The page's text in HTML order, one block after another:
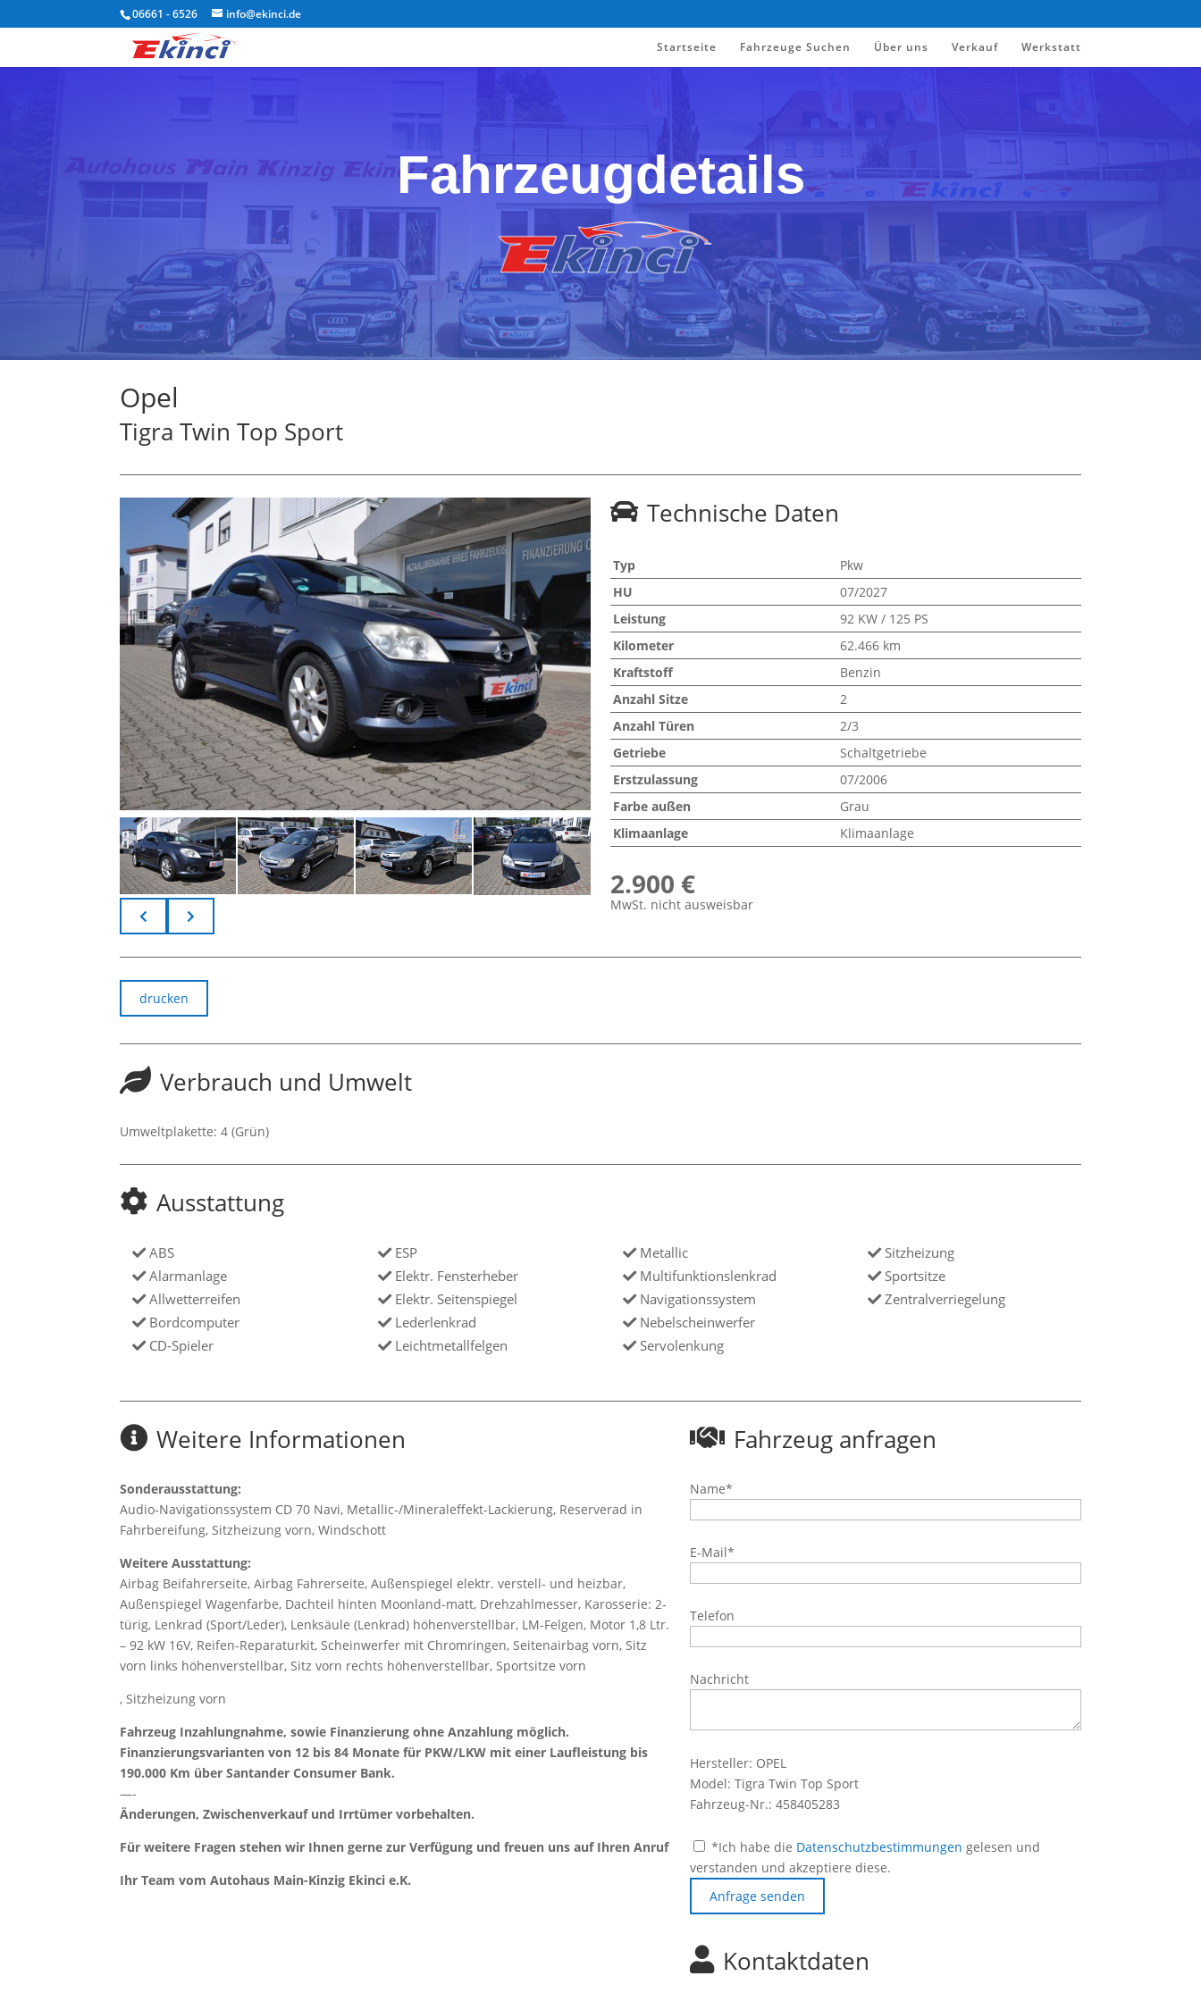
06661 - 6526 info@ekinci.de
Startseite Fahrzeuge Suchen Über uns Verkauf Werkstatt
Fahrzeugdetails
Opel
Tigra Twin Top Sport
Technische Daten
Typ
Pkw
HU
07/2027
Leistung
92 KW / 125 PS
Kilometer
62.466 km
Kraftstoff
Benzin
Anzahl Sitze
2
Anzahl Türen
2/3
Getriebe
Schaltgetriebe
Erstzulassung
07/2006
Farbe außen
Grau
Klimaanlage
Klimaanlage
2.900 €
MwSt. nicht ausweisbar
drucken
Verbrauch und Umwelt
Umweltplakette: 4 (Grün)
Ausstattung
ABS
Alarmanlage
Allwetterreifen
Bordcomputer
CD-Spieler
ESP
Elektr. Fensterheber
Elektr. Seitenspiegel
Lederlenkrad
Leichtmetallfelgen
Metallic
Multifunktionslenkrad
Navigationssystem
Nebelscheinwerfer
Servolenkung
Sitzheizung
Sportsitze
Zentralverriegelung
Weitere Informationen
Sonderausstattung:
Audio-Navigationssystem CD 70 Navi, Metallic-/Mineraleffekt-Lackierung, Reserverad in
Fahrbereifung, Sitzheizung vorn, Windschott
Weitere Ausstattung:
Airbag Beifahrerseite, Airbag Fahrerseite, Außenspiegel elektr. verstell- und heizbar,
Außenspiegel Wagenfarbe, Dachteil hinten Moonland-matt, Drehzahlmesser, Karosserie: 2-
türig, Lenkrad (Sport/Leder), Lenksäule (Lenkrad) höhenverstellbar, LM-Felgen, Motor 1,8 Ltr.
– 92 kW 16V, Reifen-Reparaturkit, Scheinwerfer mit Chromringen, Seitenairbag vorn, Sitz
vorn links höhenverstellbar, Sitz vorn rechts höhenverstellbar, Sportsitze vorn
, Sitzheizung vorn
Fahrzeug Inzahlungnahme, sowie Finanzierung ohne Anzahlung möglich.
Finanzierungsvarianten von 12 bis 84 Monate für PKW/LKW mit einer Laufleistung bis
190.000 Km über Santander Consumer Bank.
—-
Änderungen, Zwischenverkauf und Irrtümer vorbehalten.
Für weitere Fragen stehen wir Ihnen gerne zur Verfügung und freuen uns auf Ihren Anruf
Ihr Team vom Autohaus Main-Kinzig Ekinci e.K.
Fahrzeug anfragen
Name*
E-Mail*
Telefon
Nachricht
Hersteller: OPEL
Model: Tigra Twin Top Sport
Fahrzeug-Nr.: 458405283
*Ich habe die Datenschutzbestimmungen gelesen und
verstanden und akzeptiere diese.
Anfrage senden
Kontaktdaten